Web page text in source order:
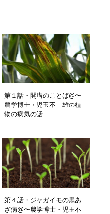
第１話・開講のことば@〜
農学博士・児玉不二雄の植
物の病気の話
第４話・ジャガイモの黒あ
ざ病@〜農学博士・児玉不